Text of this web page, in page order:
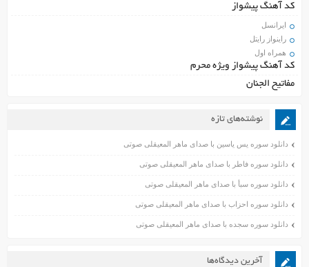
کد آهنگ پیشواز
ایرانسل
راینواز رایتل
همراه اول
کد آهنگ پیشواز ویژه محرم
مفاتیح الجنان
نوشته‌های تازه
دانلود سوره یس یاسین با صدای ماهر المعیقلی صوتی
دانلود سوره فاطر با صدای ماهر المعیقلی صوتی
دانلود سوره سبأ با صدای ماهر المعیقلی صوتی
دانلود سوره احزاب با صدای ماهر المعیقلی صوتی
دانلود سوره سجده با صدای ماهر المعیقلی صوتی
آخرین دیدگاه‌ها